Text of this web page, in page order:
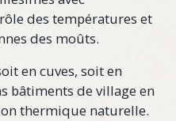
des températures et
des moûts.
en cuves, soit en
bâtiments de village en
thermique naturelle.